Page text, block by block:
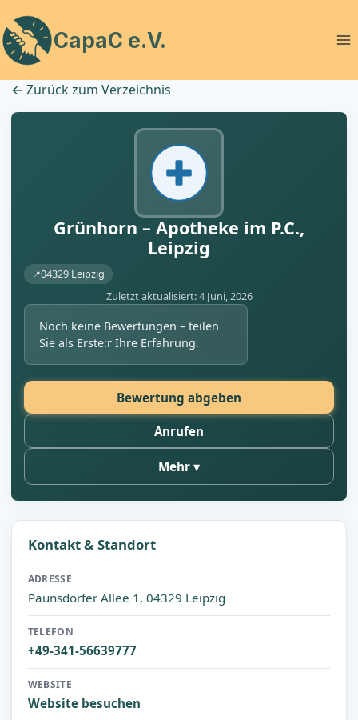
Inhalt
springen
CapaC e.V.
← Zurück zum Verzeichnis
Grünhorn – Apotheke im P.C.,
Leipzig
04329 Leipzig
Zuletzt aktualisiert: 4 Juni, 2026
Noch keine Bewertungen – teilen
Sie als Erste:r Ihre Erfahrung.
Bewertung abgeben
Anrufen
Mehr
Kontakt & Standort
ADRESSE
Paunsdorfer Allee 1, 04329 Leipzig
TELEFON
+49-341-56639777
WEBSITE
Website besuchen